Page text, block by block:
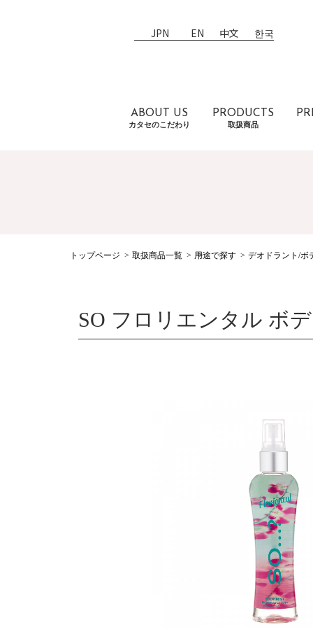
JPN EN 中文 한국
ABOUT US
カタセのこだわり
PRODUCTS
取扱商品
トップページ 取扱商品一覧 用途で探す デオドラント/ボ
SO フロリエンタル ボ